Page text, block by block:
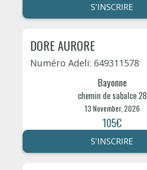
S'INSCRIRE
DORE AURORE
Numéro Adeli: 649311578
Bayonne
chemin de sabalce 28
13 November, 2026
105€
S'INSCRIRE